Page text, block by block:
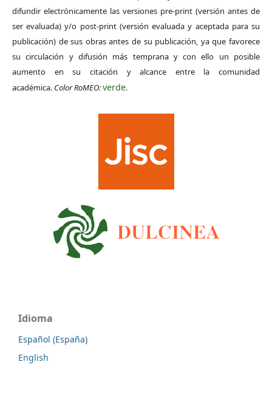
difundir electrónicamente las versiones pre-print (versión antes de
ser evaluada) y/o post-print (versión evaluada y aceptada para su
publicación) de sus obras antes de su publicación, ya que favorece
su circulación y difusión más temprana y con ello un posible
aumento en su citación y alcance entre la comunidad
académica. Color RoMEO:verde.
Idioma
Español (España)
English